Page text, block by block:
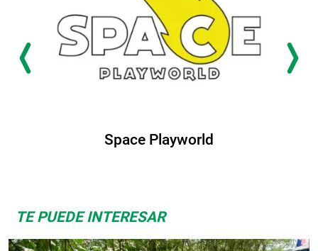
Space Playworld
TE PUEDE INTERESAR